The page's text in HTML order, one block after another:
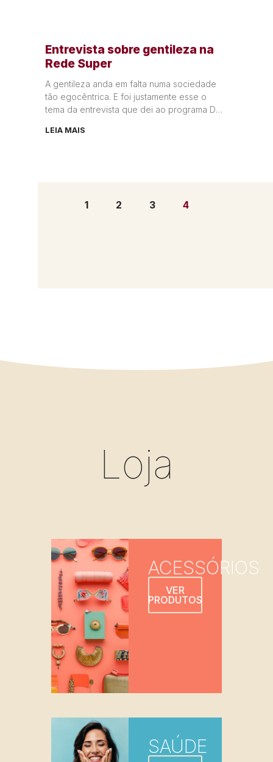
Entrevista sobre gentileza na
Rede Super
A gentileza anda em falta numa sociedade
tão egocêntrica. E foi justamente esse o
tema da entrevista que dei ao programa De
LEIA MAIS
1 2 3 4
Loja
ACESSÓRIOS
VER
PRODUTOS
SAÚDE